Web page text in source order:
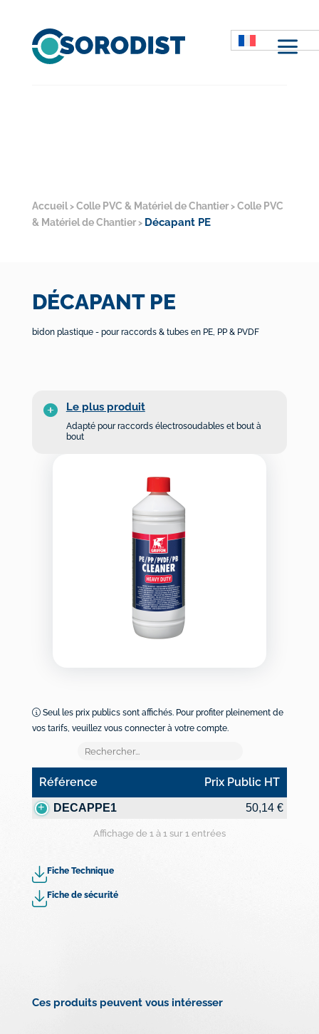
M
Accueil> Colle PVC & Matériel de Chantier> Colle PVC
& Matériel de Chantier> Décapant PE
DÉCAPANT PE
bidon plastique - pour raccords & tubes en PE, PP & PVDF
Le plus produit
Adapté pour raccords électrosoudables et bout à
bout
Seul les prix publics sont affichés. Pour profiter pleinement de
vos tarifs, veuillez vous connecter à votre compte.
Référence Prix Public HT
Référence Prix Public HT
DECAPPE1 50,14 €
Affichage de 1 à 1 sur 1 entrées
Fiche Technique
Fiche de sécurité
Ces produits peuvent vous intéresser